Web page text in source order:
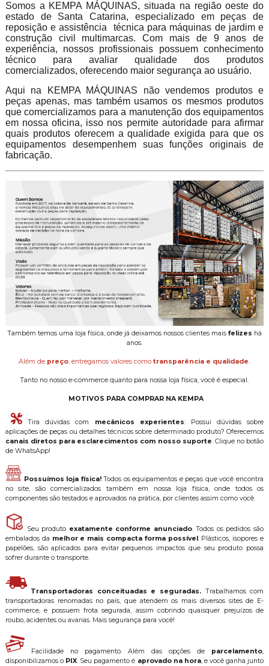
Somos a KEMPA MÁQUINAS, situada na região oeste do
estado de Santa Catarina, especializado em peças de
reposição e assistência técnica para máquinas de jardim e
construção civil multimarcas. Com mais de 9 anos de
experiência, nossos profissionais possuem conhecimento
técnico para avaliar qualidade dos produtos
comercializados, oferecendo maior segurança ao usuário.
Aqui na KEMPA MÁQUINAS não vendemos produtos e
peças apenas, mas também usamos os mesmos produtos
que comercializamos para a manutenção dos equipamentos
em nossa oficina, isso nos permite autoridade para afirmar
quais produtos oferecem a qualidade exigida para que os
equipamentos desempenhem suas funções originais de
fabricação.
Também temos uma loja física, onde já deixamos nossos clientes mais felizes há
anos.
Além de preço, entregamos valores comotransparência e qualidade.
Tanto no nosso e-commerce quanto para nossa loja física, você é especial.
MOTIVOS PARA COMPRAR NA KEMPA
Tira dúvidas com mecânicos experientes: Possui dúvidas sobre
aplicações de peças ou detalhes técnicos sobre determinado produto? Oferecemos
canais diretos para esclarecimentos com nosso suporte. Clique no botão
de WhatsApp!
Possuímos loja física!Todos os equipamentos e peças que você encontra
no site, são comercializados também em nossa loja física, onde todos os
componentes são testados e aprovados na prática, por clientes assim como você.
Seu produto exatamente conforme anunciado. Todos os pedidos são
embalados da melhor e mais compacta forma possível . Plásticos, isopores e
papelões, são aplicados para evitar pequenos impactos que seu produto possa
sofrer durante o transporte.
Transportadoras conceituadas e seguradas. Trabalhamos com
transportadoras renomadas no país, que atendem os mais diversos sites de E-
commerce, e possuem frota segurada, assim cobrindo quaisquer prejuízos de
roubo, acidentes ou avarias. Mais segurança para você!
Facilidade no pagamento. Além das opções de parcelamento,
disponibilizamos o PIX. Seu pagamento é aprovado na hora, e você ganha junto